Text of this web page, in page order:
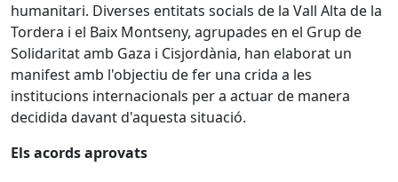
humanitari. Diverses entitats socials de la Vall Alta de la
Tordera i el Baix Montseny, agrupades en el Grup de
Solidaritat amb Gaza i Cisjordània, han elaborat un
manifest amb l'objectiu de fer una crida a les
institucions internacionals per a actuar de manera
decidida davant d'aquesta situació.
Els acords aprovats